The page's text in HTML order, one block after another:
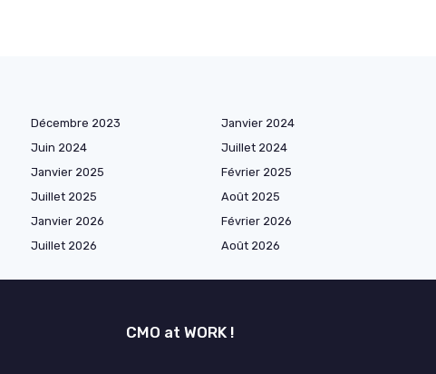
Décembre 2023
Janvier 2024
Juin 2024
Juillet 2024
Janvier 2025
Février 2025
Juillet 2025
Août 2025
Janvier 2026
Février 2026
Juillet 2026 Août 2026
CMO at WORK !